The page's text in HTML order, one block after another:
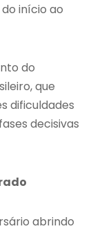
do início ao
do
que
dificuldades
decisivas
abrindo